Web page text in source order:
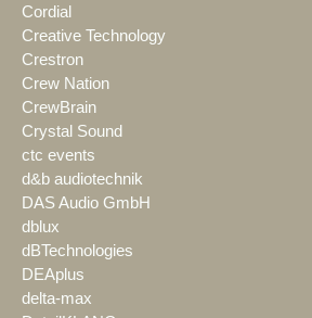
Cordial
Creative Technology
Crestron
Crew Nation
CrewBrain
Crystal Sound
ctc events
d&b audiotechnik
DAS Audio GmbH
dblux
dBTechnologies
DEAplus
delta-max